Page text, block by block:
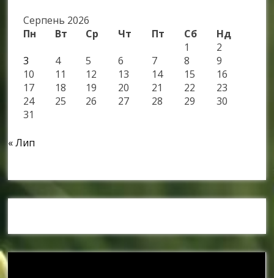
Серпень 2026
Пн
Вт Ср Чт Пт Сб
Нд
1
2
3
4 5 6 7 8
9
10
11 12 13 14 15
16
17
18 19 20 21 22
23
24
25 26 27 28 29
30
31
« Лип